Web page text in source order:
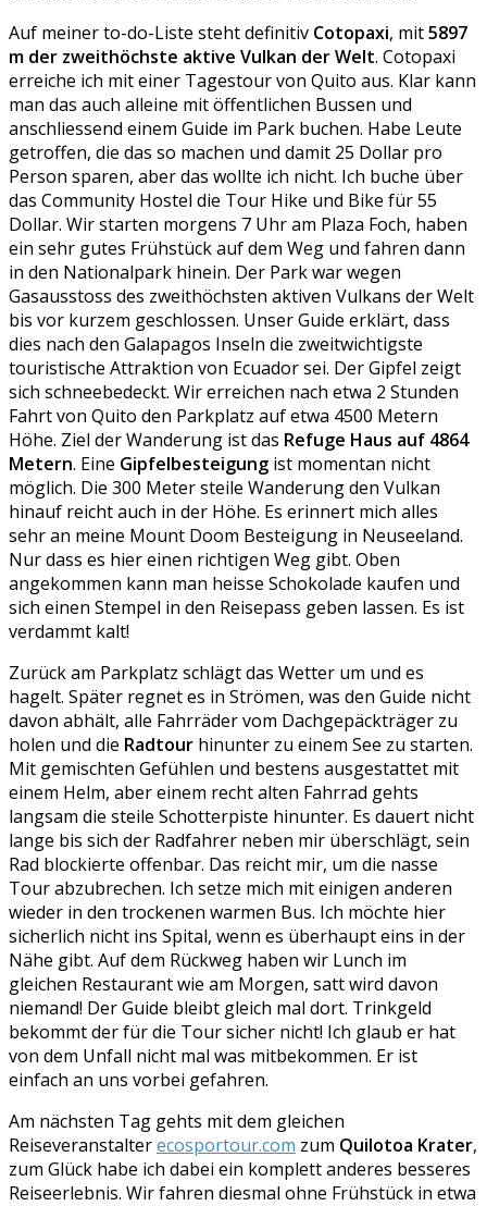
Auf meiner to-do-Liste steht definitiv Cotopaxi, mit5897
m der zweithöchste aktive Vulkan der Welt. Cotopaxi
erreiche ich mit einer Tagestour von Quito aus. Klar kann
man das auch alleine mit öffentlichen Bussen und
anschliessend einem Guide im Park buchen. Habe Leute
getroffen, die das so machen und damit 25 Dollar pro
Person sparen, aber das wollte ich nicht. Ich buche über
das Community Hostel die Tour Hike und Bike für 55
Dollar. Wir starten morgens 7 Uhr am Plaza Foch, haben
ein sehr gutes Frühstück auf dem Weg und fahren dann
in den Nationalpark hinein. Der Park war wegen
Gasausstoss des zweithöchsten aktiven Vulkans der Welt
bis vor kurzem geschlossen. Unser Guide erklärt, dass
dies nach den Galapagos Inseln die zweitwichtigste
touristische Attraktion von Ecuador sei. Der Gipfel zeigt
sich schneebedeckt. Wir erreichen nach etwa 2 Stunden
Fahrt von Quito den Parkplatz auf etwa 4500 Metern
Höhe. Ziel der Wanderung ist das Refuge Haus auf 4864
Metern. Eine Gipfelbesteigung ist momentan nicht
möglich. Die 300 Meter steile Wanderung den Vulkan
hinauf reicht auch in der Höhe. Es erinnert mich alles
sehr an meine Mount Doom Besteigung in Neuseeland.
Nur dass es hier einen richtigen Weg gibt. Oben
angekommen kann man heisse Schokolade kaufen und
sich einen Stempel in den Reisepass geben lassen. Es ist
verdammt kalt!
Zurück am Parkplatz schlägt das Wetter um und es
hagelt. Später regnet es in Strömen, was den Guide nicht
davon abhält, alle Fahrräder vom Dachgepäckträger zu
holen und die Radtour hinunter zu einem See zu starten.
Mit gemischten Gefühlen und bestens ausgestattet mit
einem Helm, aber einem recht alten Fahrrad gehts
langsam die steile Schotterpiste hinunter. Es dauert nicht
lange bis sich der Radfahrer neben mir überschlägt, sein
Rad blockierte offenbar. Das reicht mir, um die nasse
Tour abzubrechen. Ich setze mich mit einigen anderen
wieder in den trockenen warmen Bus. Ich möchte hier
sicherlich nicht ins Spital, wenn es überhaupt eins in der
Nähe gibt. Auf dem Rückweg haben wir Lunch im
gleichen Restaurant wie am Morgen, satt wird davon
niemand! Der Guide bleibt gleich mal dort. Trinkgeld
bekommt der für die Tour sicher nicht! Ich glaub er hat
von dem Unfall nicht mal was mitbekommen. Er ist
einfach an uns vorbei gefahren.
Am nächsten Tag gehts mit dem gleichen
Reiseveranstalterecosportour.com zum Quilotoa Krater,
zum Glück habe ich dabei ein komplett anderes besseres
Reiseerlebnis. Wir fahren diesmal ohne Frühstück in etwa